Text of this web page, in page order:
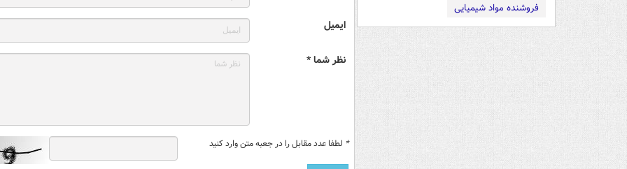
فروشنده مواد شیمیایی
ایمیل
نظر شما *
* لطفا عدد مقابل را در جعبه متن وارد کنید